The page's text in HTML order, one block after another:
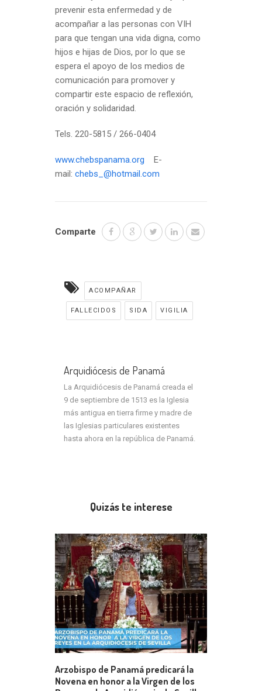
prevenir esta enfermedad y de
acompañar a las personas con VIH
para que tengan una vida digna, como
hijos e hijas de Dios, por lo que se
espera el apoyo de los medios de
comunicación para promover y
compartir este espacio de reflexión,
oración y solidaridad.
Tels. 220-5815 / 266-0404
www.chebspanama.org E-
mail: chebs_@hotmail.com
Comparte
ACOMPAÑAR
FALLECIDOS SIDA VIGILIA
Arquidiócesis de Panamá
La Arquidiócesis de Panamá creada el
9 de septiembre de 1513 es la Iglesia
más antigua en tierra firme y madre de
las Iglesias particulares existentes
hasta ahora en la república de Panamá.
Quizás te interese
Arzobispo de Panamá predicará la
Novena en honor a la Virgen de los